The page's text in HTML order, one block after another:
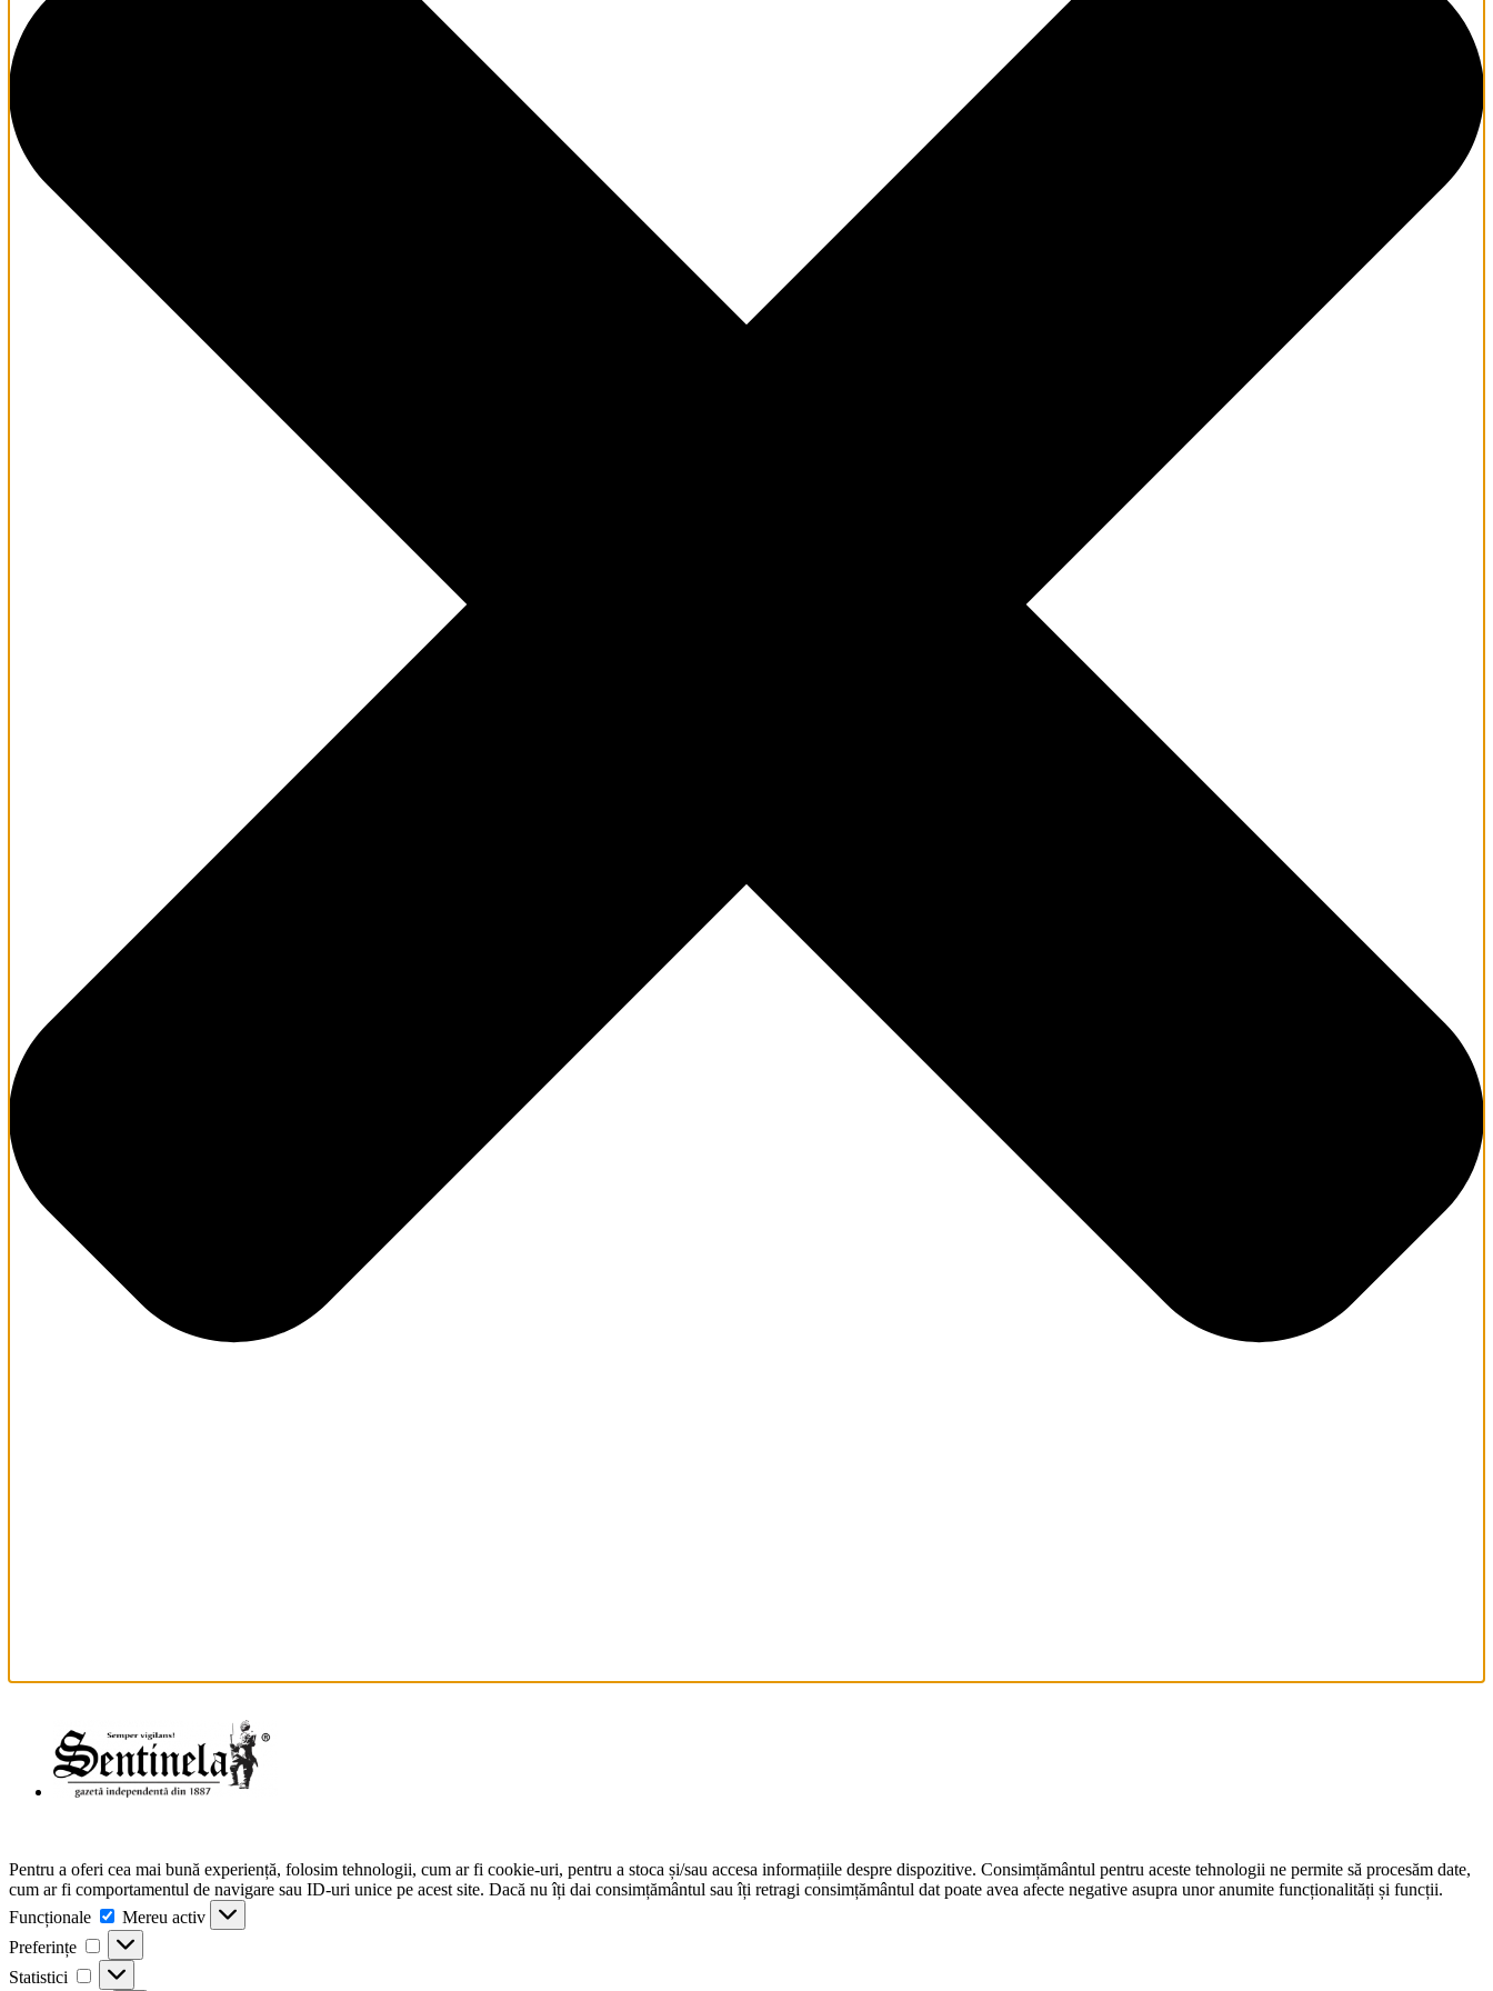
Pentru a oferi cea mai bună experiență, folosim tehnologii, cum ar fi cookie-uri, pentru a stoca și/sau accesa informațiile despre dispozitive. Consimțământul pentru aceste tehnologii ne permite să procesăm date,
cum ar fi comportamentul de navigare sau ID-uri unice pe acest site. Dacă nu îți dai consimțământul sau îți retragi consimțământul dat poate avea afecte negative asupra unor anumite funcționalități și funcții.
Funcționale
Funcționale
Mereu activ
Preferințe
Preferințe
Statistici Statistici